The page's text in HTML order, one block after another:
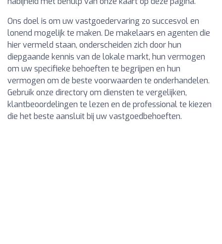
Ons doel is om uw vastgoedervaring zo succesvol en
lonend mogelijk te maken. De makelaars en agenten die
hier vermeld staan, onderscheiden zich door hun
diepgaande kennis van de lokale markt, hun vermogen
om uw specifieke behoeften te begrijpen en hun
vermogen om de beste voorwaarden te onderhandelen.
Gebruik onze directory om diensten te vergelijken,
klantbeoordelingen te lezen en de professional te kiezen
die het beste aansluit bij uw vastgoedbehoeften.